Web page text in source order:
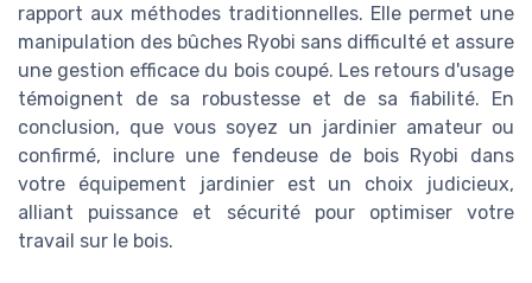
rapport aux méthodes traditionnelles. Elle permet une
manipulation des bûches Ryobi sans difficulté et assure
une gestion efficace du bois coupé. Les retours d'usage
témoignent de sa robustesse et de sa fiabilité. En
conclusion, que vous soyez un jardinier amateur ou
confirmé, inclure une fendeuse de bois Ryobi dans
votre équipement jardinier est un choix judicieux,
alliant puissance et sécurité pour optimiser votre
travail sur le bois.